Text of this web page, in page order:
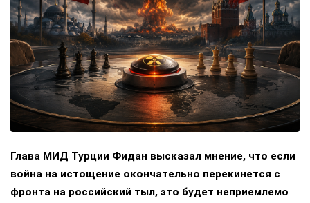
Глава МИД Турции Фидан высказал мнение, что если
война на истощение окончательно перекинется с
фронта на российский тыл, это будет неприемлемо